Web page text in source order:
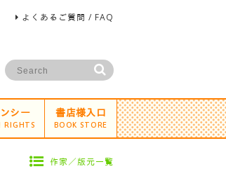
よくあるご質問 / FAQ
シー
RIGHTS
書店様入口
BOOK STORE
作家／版元一覧